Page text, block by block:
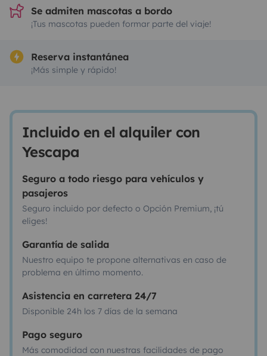
Se admiten mascotas a bordo
¡Tus mascotas pueden formar parte del viaje!
Reserva instantánea
¡Más simple y rápido!
Incluido en el alquiler con
Yescapa
Seguro a todo riesgo para vehículos y
pasajeros
Seguro incluido por defecto o Opción Premium, ¡tú
eliges!
Garantía de salida
Nuestro equipo te propone alternativas en caso de
problema en último momento.
Asistencia en carretera 24/7
Disponible 24h los 7 días de la semana
Pago seguro
Más comodidad con nuestras facilidades de pago